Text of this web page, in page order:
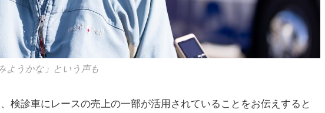
ようかな」という声も
検診車にレースの売上の一部が活用されていることをお伝えすると